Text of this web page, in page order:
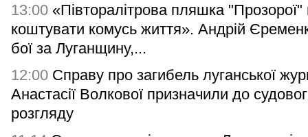
13:00 «Півторалітрова пляшка
коштувати комусь життя». Андрій
бої за Луганщину,...
12:00 Справу про загибель луганської
Анастасії Волкової призначили до
розгляду